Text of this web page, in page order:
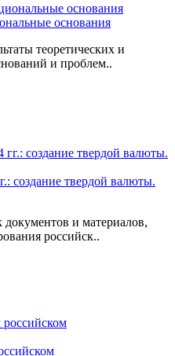
основания
теоретических и
и проблем..
создание твердой валюты.
и материалов,
российск..